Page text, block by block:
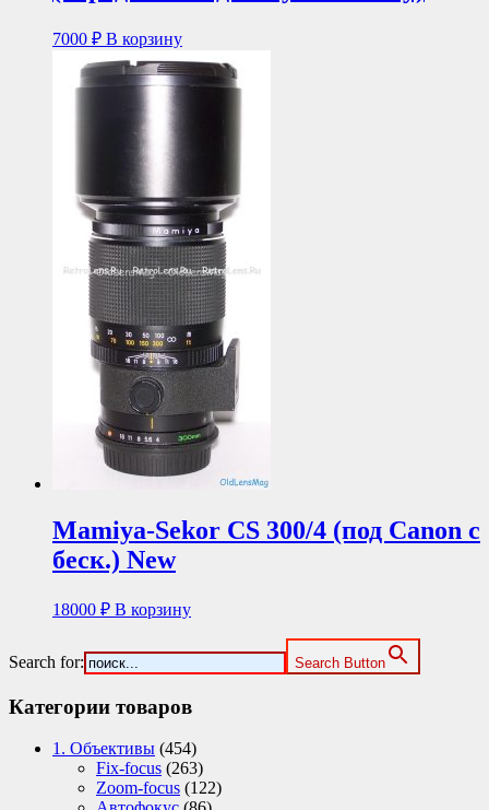
7000 ₽ В корзину
Mamiya-Sekor CS 300/4 (под Canon с
беск.) New
18000 ₽ В корзину
Search for: Search Button
Категории товаров
1. Объективы (454)
Fix-focus (263)
Zoom-focus (122)